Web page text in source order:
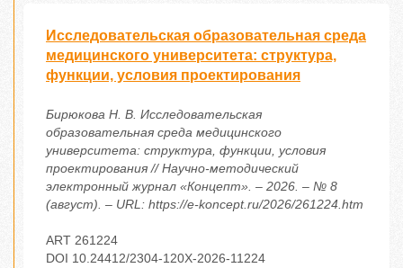
Исследовательская образовательная среда
медицинского университета: структура,
функции, условия проектирования
Бирюкова Н. В. Исследовательская
образовательная среда медицинского
университета: структура, функции, условия
проектирования // Научно-методический
электронный журнал «Концепт». – 2026. – № 8
(август). – URL: https://e-koncept.ru/2026/261224.htm
ART 261224
DOI 10.24412/2304-120X-2026-11224